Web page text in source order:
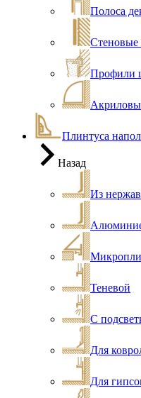
Полоса
Стеновые
Профили
Плинтуса
Назад
Из
Теневой
С
Для
Для